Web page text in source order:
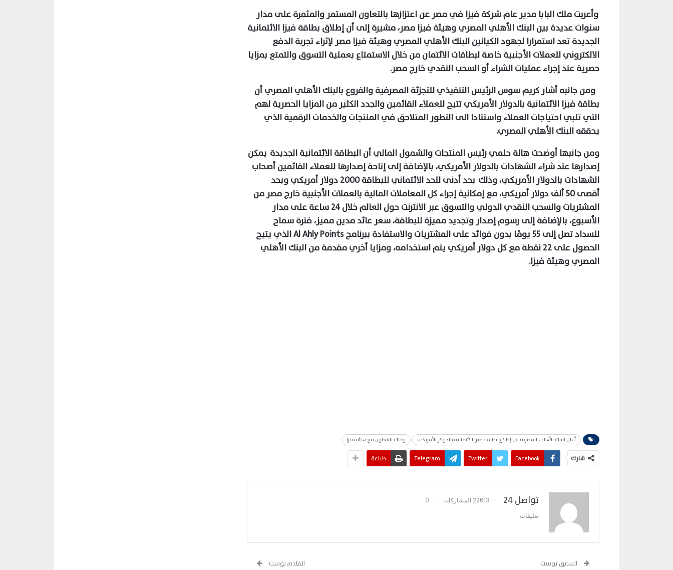
وأعربت ملك البابا مدير عام شركة فيزا في مصر عن اعتزازها بالتعاون المستمر والمثمرة على مدار
سنوات عديدة بين البنك الأهلي المصري وهيئة فيزا مصر، مشيرة إلى أن إطلاق بطاقة فيزا الائتمانية
الجديدة تعد استمرارا لجهود الكيانين البنك الأهلي المصري وهيئة فيزا مصر لإثراء تجربة الدفع
الالكتروني للعملات الأجنبية خاصة لبطاقات الائتمان من خلال الاستمتاع بعملية التسوق والتمتع بمزايا
حصرية عند إجراء عمليات الشراء أو السحب النقدي خارج مصر.
ومن جانبه أشار كريم سوس الرئيس التنفيذي للتجزئة المصرفية والفروع بالبنك الأهلي المصري أن
بطاقة فيزا الائتمانية بالدولار الأمريكي تتيح للعملاء القائمين والجدد الكثير من المزايا الحصرية لهم
التي تلبي احتياجات العملاء واستنادا الى التطور المتلاحق في المنتجات والخدمات الرقمية الذي
يحققه البنك الأهلي المصري.
ومن جانبها أوضحت هالة حلمي رئيس المنتجات والشمول المالي أن البطاقة الائتمانية الجديدة يمكن
إصدارها عند شراء الشهادات بالدولار الأمريكي، بالإضافة إلى إتاحة إصدارها للعملاء القائمين أصحاب
الشهادات بالدولار الأمريكي، وذلك بحد أدنى للحد الائتماني للبطاقة 2000 دولار أمريكي
وبحد
أقصى 50 ألف دولار أمريكي، مع إمكانية إجراء كل المعاملات المالية بالعملات الأجنبية خارج مصر من
المشتريات والسحب النقدي الدولي والتسوق عبر الانترنت حول العالم خلال 24 ساعة على مدار
الأسبوع، بالإضافة إلىرسوم إصدار وتجديد مميزة للبطاقة، سعر عائد مدين مميز، فترة سماح
للسداد تصل إلى 55 يومًا بدون فوائد على المشتريات والاستفادة ببرنامج
Al Ahly Pointsالذي يتيح
الحصول على 22 نقطة مع كل دولار أمريكي يتم استخدامه
، ومزايا أخري مقدمة من البنك الأهلي
المصري وهيئة فيزا.
أعلن البنك الأهلي المصري عن إطلاق بطاقة فيزا الائتمانية بالدولار الأمريكي وذلك بالتعاون مع هيئة فيزا
شارك Facebook
Twitter
Telegram طباعة
تواصل 24 22613 المشاركات
0
تعليقات
السابق بوست القادم بوست